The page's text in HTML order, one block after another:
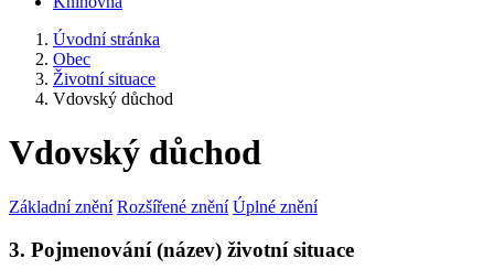
Úvodní stránka
Obec
Životní situace
Vdovský důchod
Vdovský důchod
Základní znění Rozšířené znění Úplné znění
3. Pojmenování (název) životní situace